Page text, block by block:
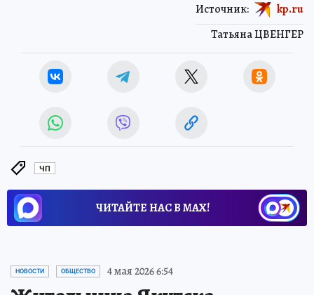
Татьяна ЦВЕНГЕР
Источник: kp.ru
ЧП
ЧИТАЙТЕ НАС В МАХ!
НОВОСТИ ОБЩЕСТВО 4 мая 2026 6:54